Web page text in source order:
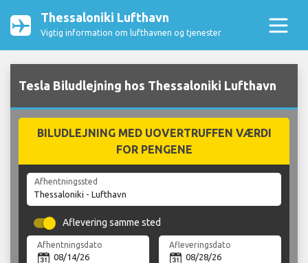
Thessaloniki Lufthavn
Vigtig information om lufthavnen og tjenester
Tesla Biludlejning hos Thessaloniki Lufthavn
BILUDLEJNING MED UOVERTRUFFEN VÆRDI
FOR PENGENE
Afhentningssted
Aflevering samme sted
Afhentningsdato Afleveringsdato